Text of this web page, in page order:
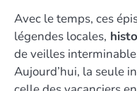
Avec le temps, ces
légendes locales,
de veilles
Aujourd’hui, la seule